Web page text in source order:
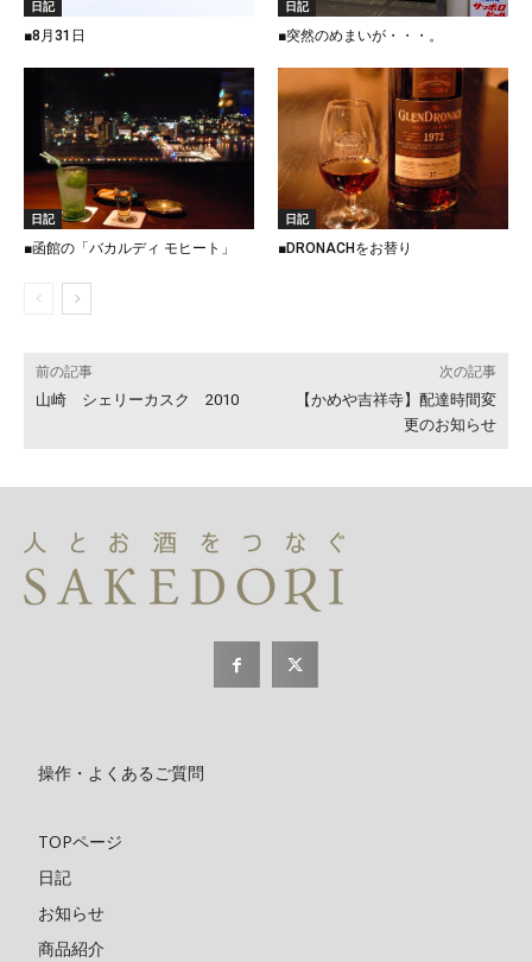
日記
■8月31日
日記
■突然のめまいが・・・。
日記
■函館の「バカルディ モヒート」
日記
■DRONACHをお替り
前の記事
山崎 シェリーカスク 2010
次の記事
【かめや吉祥寺】配達時間変
更のお知らせ
操作・よくあるご質問
TOPページ
日記
お知らせ
商品紹介